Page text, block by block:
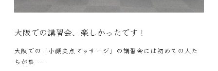
大阪での講習会、楽しかったです！
大阪での「小顔美点マッサージ」の講習会には初めての人た
ちが集 …